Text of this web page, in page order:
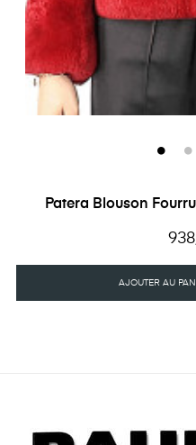
Patera Blouson
Prix
AJOUTER AU